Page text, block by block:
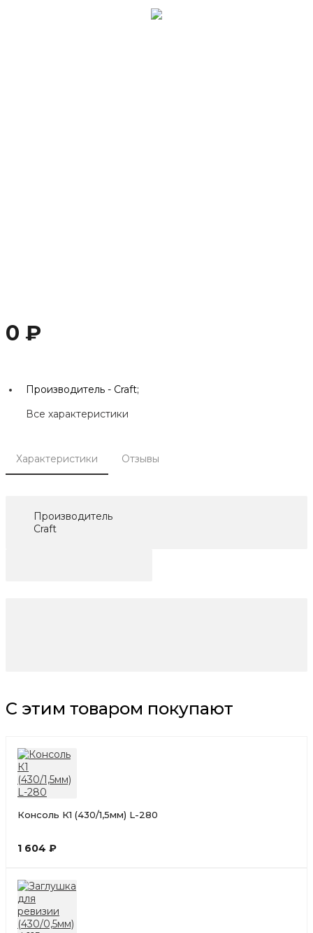
0 ₽
Производитель - Craft;
Все характеристики
Характеристики Отзывы
Производитель
Craft
С этим товаром покупают
Консоль К1 (430/1,5мм) L-280
1 604 ₽